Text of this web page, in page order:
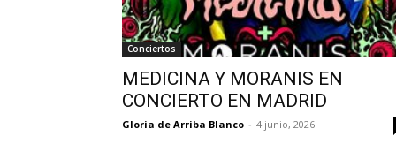
Conciertos
MEDICINA Y MORANIS EN
CONCIERTO EN MADRID
Gloria de Arriba Blanco - 4 junio, 2026